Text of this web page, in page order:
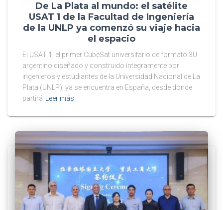
De La Plata al mundo: el satélite
USAT 1 de la Facultad de Ingeniería
de la UNLP ya comenzó su viaje hacia
el espacio
El USAT 1, el primer CubeSat universitario de formato 3U
argentino diseñado y construido íntegramente por
ingenieros y estudiantes de la Universidad Nacional de La
Plata (UNLP), ya se encuentra en España, desde donde
partirá Leer más